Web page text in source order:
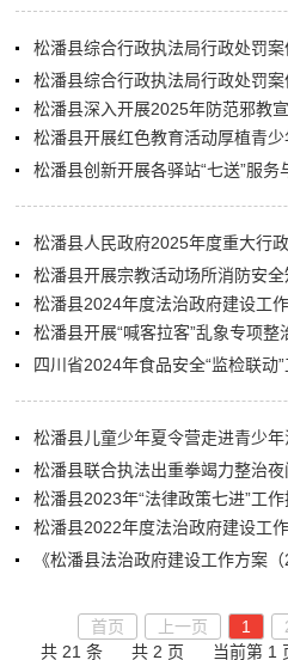
松潘县开展红色教育活动厚植青
松潘县开展宗教活动场所消防安全
松潘县开展“喊客拉客”乱象专项整
松潘县联合执法出重拳竭力整治
松潘县2023年“法律政策七进”工
首页 上一页 1
共 21 条
共 2 页 当前第 1